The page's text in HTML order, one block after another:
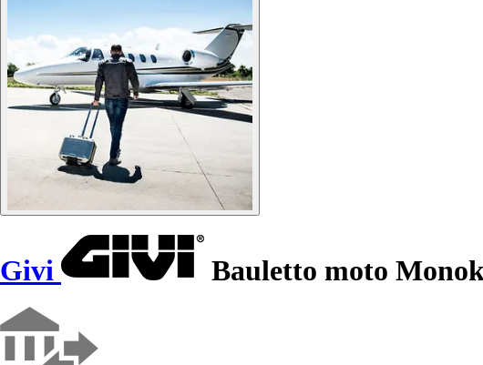
Givi Bauletto moto